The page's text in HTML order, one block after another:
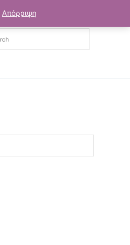
Απόρριψη